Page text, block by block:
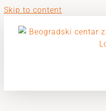
Skip to content